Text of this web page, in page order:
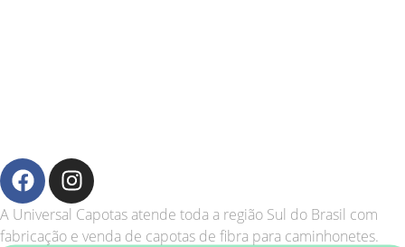
A Universal Capotas atende toda a região Sul do Brasil com
fabricação e venda de capotas de fibra para caminhonetes.